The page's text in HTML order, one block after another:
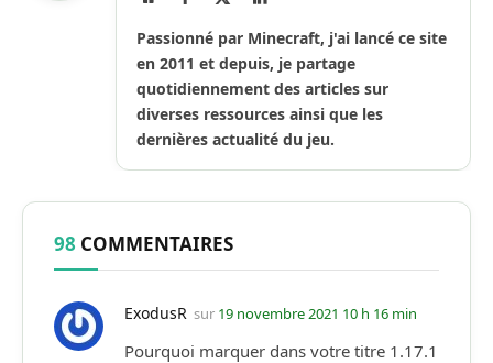
Passionné par Minecraft, j'ai lancé ce site
en 2011 et depuis, je partage
quotidiennement des articles sur
diverses ressources ainsi que les
dernières actualité du jeu.
98 COMMENTAIRES
ExodusR sur 19 novembre 2021 10 h 16 min
Pourquoi marquer dans votre titre 1.17.1